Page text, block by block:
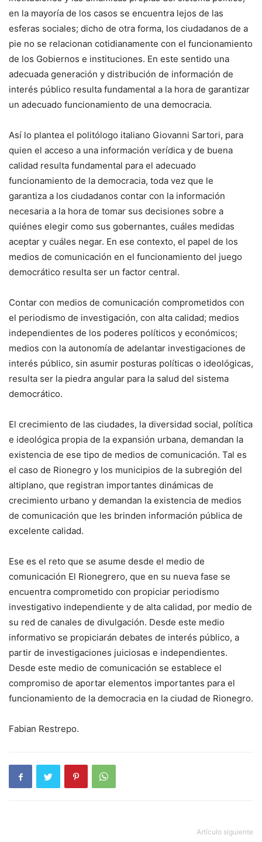
en la mayoría de los casos se encuentra lejos de las
esferas sociales; dicho de otra forma, los ciudadanos de a
pie no se relacionan cotidianamente con el funcionamiento
de los Gobiernos e instituciones. En este sentido una
adecuada generación y distribución de información de
interés público resulta fundamental a la hora de garantizar
un adecuado funcionamiento de una democracia.
Así lo plantea el politólogo italiano Giovanni Sartori, para
quien el acceso a una información verídica y de buena
calidad resulta fundamental para el adecuado
funcionamiento de la democracia, toda vez que le
garantiza a los ciudadanos contar con la información
necesaria a la hora de tomar sus decisiones sobre a
quiénes elegir como sus gobernantes, cuáles medidas
aceptar y cuáles negar. En ese contexto, el papel de los
medios de comunicación en el funcionamiento del juego
democrático resulta ser un factor central.
Contar con medios de comunicación comprometidos con
el periodismo de investigación, con alta calidad; medios
independientes de los poderes políticos y económicos;
medios con la autonomía de adelantar investigaciones de
interés público, sin asumir posturas políticas o ideológicas,
resulta ser la piedra angular para la salud del sistema
democrático.
El crecimiento de las ciudades, la diversidad social, política
e ideológica propia de la expansión urbana, demandan la
existencia de ese tipo de medios de comunicación. Tal es
el caso de Rionegro y los municipios de la subregión del
altiplano, que registran importantes dinámicas de
crecimiento urbano y demandan la existencia de medios
de comunicación que les brinden información pública de
excelente calidad.
Ese es el reto que se asume desde el medio de
comunicación El Rionegrero, que en su nueva fase se
encuentra comprometido con propiciar periodismo
investigativo independiente y de alta calidad, por medio de
su red de canales de divulgación. Desde este medio
informativo se propiciarán debates de interés público, a
partir de investigaciones juiciosas e independientes.
Desde este medio de comunicación se establece el
compromiso de aportar elementos importantes para el
funcionamiento de la democracia en la ciudad de Rionegro.
Fabian Restrepo.
Artículo siguiente